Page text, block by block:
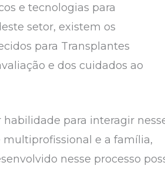
e tecnologias para
setor, existem os
para Transplantes
e dos cuidados ao
para interagir
multiprofissional e a família,
nesse processo